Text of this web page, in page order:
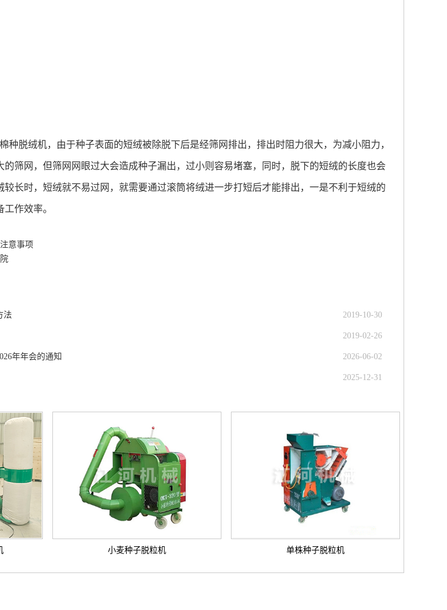
种脱绒机，由于种子表面的短绒被除脱下后是经筛网排出，排出时阻力很大，为减小阻力，
的筛网，但筛网网眼过大会造成种子漏出，过小则容易堵塞，同时，脱下的短绒的长度也会
较长时，短绒就不易过网，就需要通过滚筒将绒进一步打短后才能排出，一是不利于短绒的
工作效率。
意事项
法
2019-10-30
2019-02-26
年年会的通知 2026-06-02
2025-12-31
小麦种子脱粒机 单株种子脱粒机